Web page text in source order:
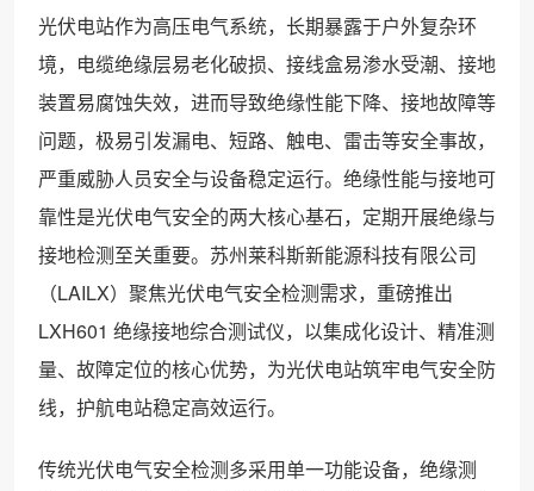
光伏电站作为高压电气系统，长期暴露于户外复杂环
境，电缆绝缘层易老化破损、接线盒易渗水受潮、接地
装置易腐蚀失效，进而导致绝缘性能下降、接地故障等
问题，极易引发漏电、短路、触电、雷击等安全事故，
严重威胁人员安全与设备稳定运行。绝缘性能与接地可
靠性是光伏电气安全的两大核心基石，定期开展绝缘与
接地检测至关重要。苏州莱科斯新能源科技有限公司
（LAILX）聚焦光伏电气安全检测需求，重磅推出
LXH601 绝缘接地综合测试仪，以集成化设计、精准测
量、故障定位的核心优势，为光伏电站筑牢电气安全防
线，护航电站稳定高效运行。
传统光伏电气安全检测多采用单一功能设备，绝缘测